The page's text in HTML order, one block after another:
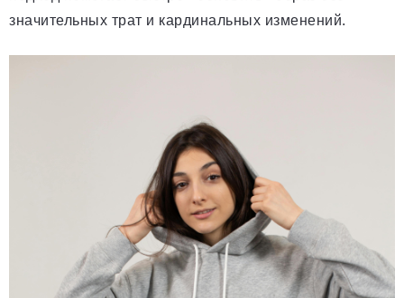
значительных трат и кардинальных изменений.